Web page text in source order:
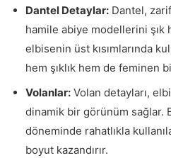
Dantel Detaylar: Dantel,
hamile abiye modellerini şık
elbisenin üst kısımlarında
hem şıklık hem de feminen
Volanlar: Volan detayları,
dinamik bir görünüm sağlar.
döneminde rahatlıkla
boyut kazandırır.